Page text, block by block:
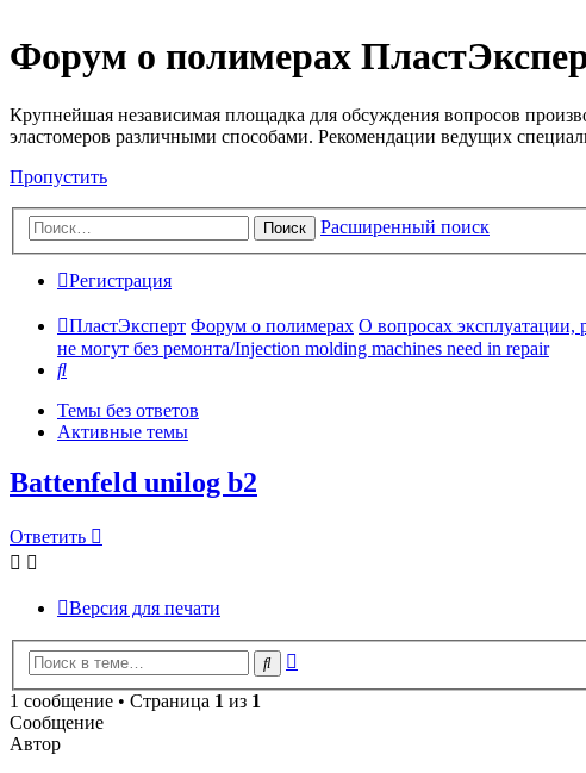
Форум о полимерах
Крупнейшая независимая площадка для обсуждения вопросов
эластомеров различными способами. Рекомендации ведущих
Пропустить
Поиск Расширенный поиск
Регистрация
ПластЭксперт Форум о полимерах О вопросах эксплуатации,
не могут без ремонта/Injection molding machines need in repair
Поиск
Темы без ответов
Активные темы
Battenfeld unilog b2
Ответить
Версия для печати
Поиск
1 сообщение • Страница 1 из 1
Сообщение
Автор